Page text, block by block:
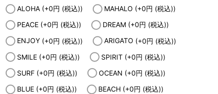
ALOHA (+0円 (税込)) MAHALO (+0円 (税込))
PEACE (+0円 (税込)) DREAM (+0円 (税込))
ENJOY (+0円 (税込)) ARIGATO (+0円 (税込))
SMILE (+0円 (税込)) SPIRIT (+0円 (税込))
SURF (+0円 (税込)) OCEAN (+0円 (税込))
BLUE (+0円 (税込)) BEACH (+0円 (税込))